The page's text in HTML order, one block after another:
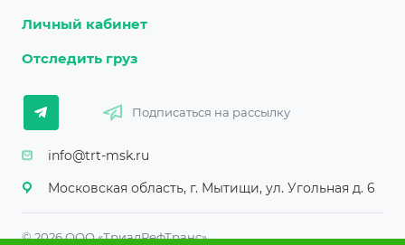
Личный кабинет
Отследить груз
Подписаться на рассылку
info@trt-msk.ru
Московская область, г. Мытищи, ул. Угольная д. 6
© 2026 ООО «ТриалРефТранс»